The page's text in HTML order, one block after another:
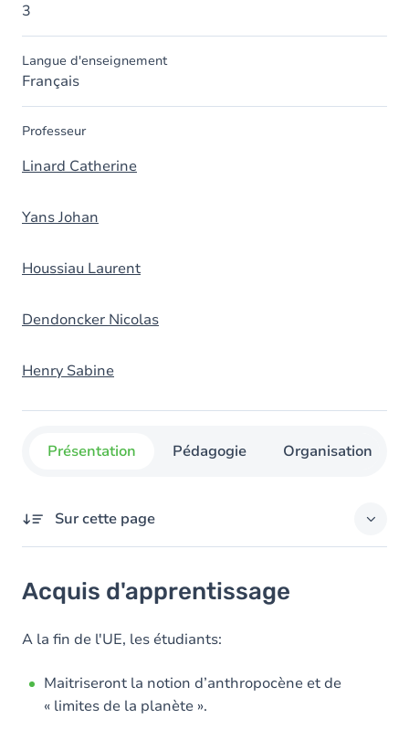
3
Langue d'enseignement
Français
Professeur
Linard Catherine
Yans Johan
Houssiau Laurent
Dendoncker Nicolas
Henry Sabine
Présentation Pédagogie Organisation
Sur cette page
Objectifs
Contenu
Table des matières
Acquis d'apprentissage
A la fin de l'UE, les étudiants:
Maitriseront la notion d’anthropocène et de
« limites de la planète ».